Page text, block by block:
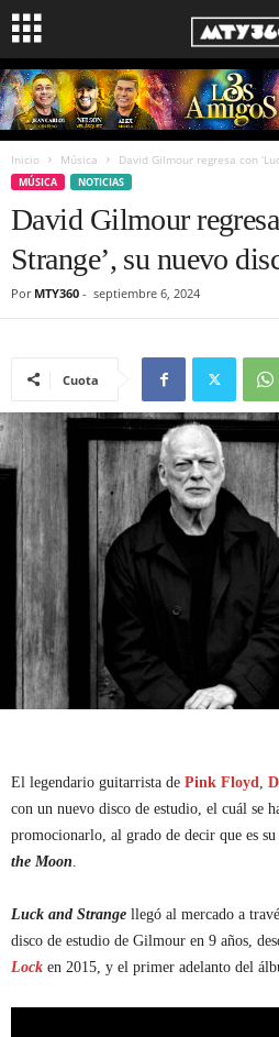
Inicio Música David Gilmour regresa con
MÚSICA NOTICIAS
David Gilmour
Strange’, su nuevo
Por MTY360 - septiembre 6, 2024
Cuota
El legendario guitarrista de Pink Floyd
con un nuevo disco de estudio, el cuál se
promocionarlo, al grado de decir que es
the Moon
Luck and Strange llegó al mercado a
disco de estudio de Gilmour en 9 años,
Lock en 2015, y el primer adelanto del